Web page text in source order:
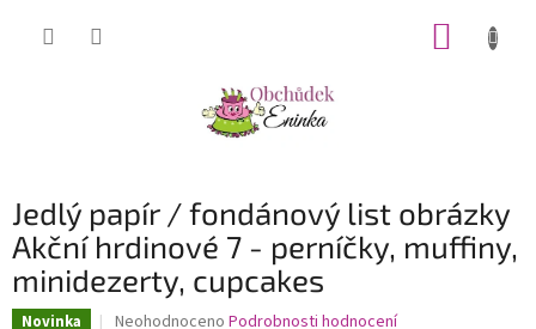
Jedlý papír / fondánový list obrázky
Akční hrdinové 7 - perníčky, muffiny,
minidezerty, cupcakes
Novinka
Průměrné
Neohodnoceno Podrobnosti hodnocení